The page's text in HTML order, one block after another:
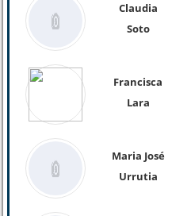
Claudia
Soto
Francisca
Lara
Maria José
Urrutia